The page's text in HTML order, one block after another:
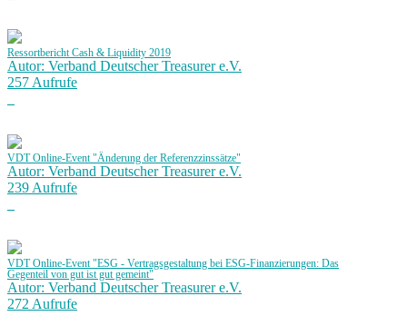
Ressortbericht Cash & Liquidity 2019
Autor: Verband Deutscher Treasurer e.V.
257 Aufrufe
VDT Online-Event "Änderung der Referenzzinssätze"
Autor: Verband Deutscher Treasurer e.V.
239 Aufrufe
VDT Online-Event "ESG - Vertragsgestaltung bei ESG-Finanzierungen: Das
Gegenteil von gut ist gut gemeint"
Autor: Verband Deutscher Treasurer e.V.
272 Aufrufe